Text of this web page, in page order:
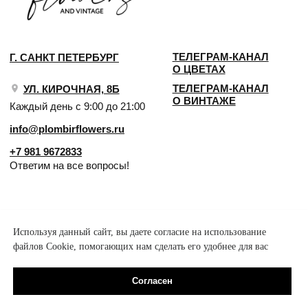
Используя данный сайт, вы даете согласие на использование
файлов Cookie, помогающих нам сделать его удобнее для вас
Согласен